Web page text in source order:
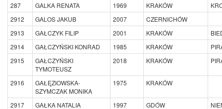
287
GALKA RENATA 1969 KRAKÓW
2912
GALOS JAKUB 2007
CZERNICHÓW
2913
GAŁCZYK FILIP 2001 KRAKÓW
2914
GAŁCZYŃSKI KONRAD 1985 KRAKÓW
2915
GAŁCZYŃSKI
TYMOTEUSZ
2018 KRAKÓW
2916
GAŁĘZIOWSKA-
SZYMCZAK MONIKA
1975 KRAKÓW
2917 GAŁKA NATALIA 1997 GDÓW